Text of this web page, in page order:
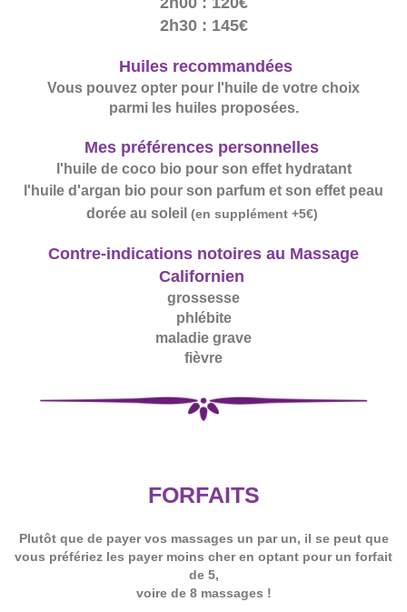
2h30 : 145€
Huiles recommandées
Vous pouvez opter pour l'huile de votre choix
parmi les huiles proposées.
Mes préférences personnelles
l'huile de coco bio pour son effet hydratant
l'huile d'argan bio pour son parfum et son effet peau
dorée au soleil (en supplément +5€)
Contre-indications notoires au Massage
Californien
grossesse
phlébite
maladie grave
fièvre
FORFAITS
Plutôt que de payer vos massages un par un, il se peut que
vous préfériez les payer moins cher en optant pour un forfait
de 5,
voire de 8 massages !